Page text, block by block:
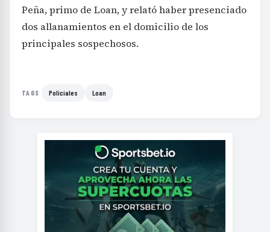
Peña, primo de Loan, y relató haber presenciado
dos allanamientos en el domicilio de los
principales sospechosos.
TAGS Policiales Loan